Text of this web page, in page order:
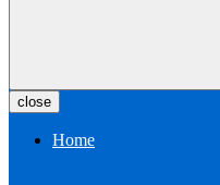
close
Home